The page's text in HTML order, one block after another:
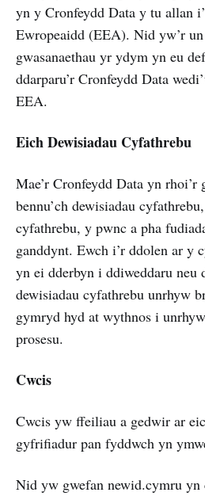
yn y Cronfeydd Data y tu allan
Ewropeaidd (EEA). Nid yw’r
gwasanaethau yr ydym yn eu
ddarparu’r Cronfeydd Data
EEA.
Eich Dewisiadau Cyfathrebu
Mae’r Cronfeydd Data yn
bennu’ch dewisiadau
cyfathrebu, y pwnc a pha
ganddynt. Ewch i’r ddolen ar y
yn ei dderbyn i ddiweddaru neu
dewisiadau cyfathrebu unrhyw
gymryd hyd at wythnos i
prosesu.
Cwcis
Cwcis yw ffeiliau a gedwir ar
gyfrifiadur pan fyddwch yn
Nid yw gwefan newid.cymru yn